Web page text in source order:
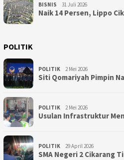
BISNIS 31 Juli 2026
Naik 14 Persen, Lippo
POLITIK
POLITIK 2 Mei 2026
Siti Qomariyah Pimpin
POLITIK 2 Mei 2026
Usulan Infrastruktur
POLITIK 29 April 2026
SMA Negeri 2 Cikarang